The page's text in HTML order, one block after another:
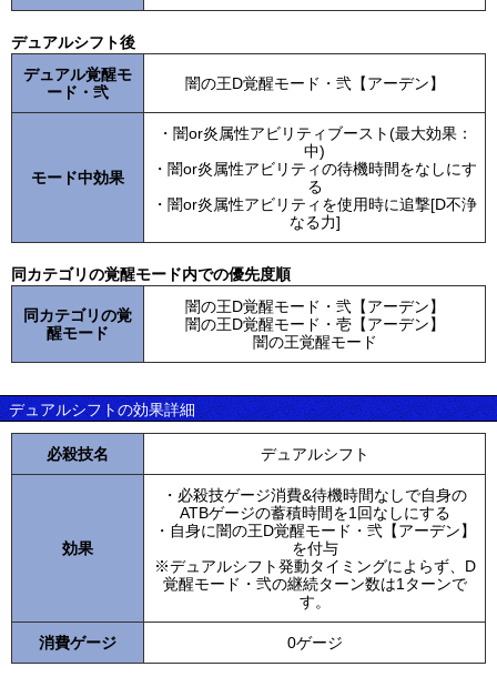
デュアルシフト後
デュアル覚醒モ
ード・弐
闇の王D覚醒モード・弐【アーデン】
モード中効果
・闇or炎属性アビリティブースト(最大効果：
中)
・闇or炎属性アビリティの待機時間をなしにす
る
・闇or炎属性アビリティを使用時に追撃[D不浄
なる力]
同カテゴリの覚醒モード内での優先度順
同カテゴリの覚
醒モード
闇の王D覚醒モード・弐【アーデン】
闇の王D覚醒モード・壱【アーデン】
闇の王覚醒モード
デュアルシフトの効果詳細
必殺技名 デュアルシフト
効果
・必殺技ゲージ消費&待機時間なしで自身の
ATBゲージの蓄積時間を1回なしにする
・自身に闇の王D覚醒モード・弐【アーデン】
を付与
※デュアルシフト発動タイミングによらず、D
覚醒モード・弐の継続ターン数は1ターンで
す。
消費ゲージ 0ゲージ